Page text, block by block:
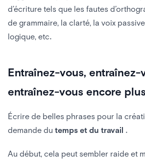
d’écriture tels que les fautes
de grammaire, la clarté, la voix
logique, etc.
Entraînez-vous, entraînez-
entraînez-vous encore
Écrire de belles phrases pour la
demande du temps et du travail .
Au début, cela peut sembler raide et